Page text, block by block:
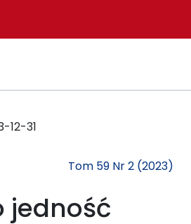
12-31
Tom 59 Nr 2 (2023)
jedność